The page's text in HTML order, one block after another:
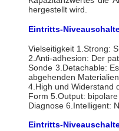
hergestellt wird.
Eintritts-
Vielseitigkeit 1.Strong:
2.Anti-adhesion: Der
Sonde 3.Detachable:
abgehenden
4.High und Widerstand
Form 5.Output:
Diagnose 6.Intelligent:
Eintritts-